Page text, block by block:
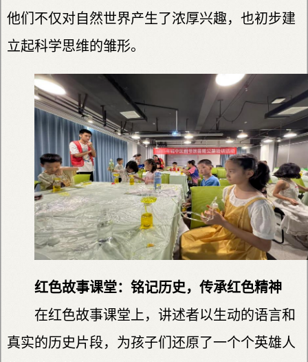
他们不仅对自然世界产生了浓厚兴趣，也初步建
立起科学思维的雏形。
红色故事课堂：铭记历史，传承红色精神
在红色故事课堂上，讲述者以生动的语言和
真实的历史片段，为孩子们还原了一个个英雄人